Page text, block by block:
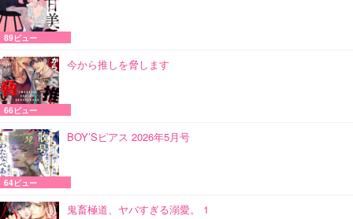
89ビュー
今から推しを脅します
66ビュー
BOY’Sピアス 2026年5月号
64ビュー
鬼畜極道、ヤバすぎる溺愛。 1